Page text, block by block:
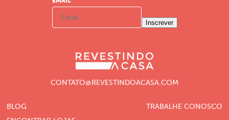
Inscrever
CONTATO@REVESTINDOACASA.COM
BLOG
TRABALHE CONOSCO